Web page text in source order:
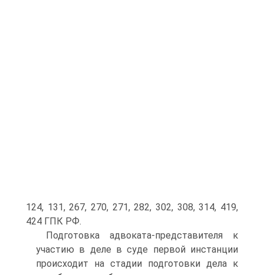
124, 131, 267, 270, 271, 282, 302, 308, 314, 419,
424 ГПК РФ.
Подготовка адвоката-представителя к
участию в деле в суде первой инстанции
происходит на стадии подготовки дела к